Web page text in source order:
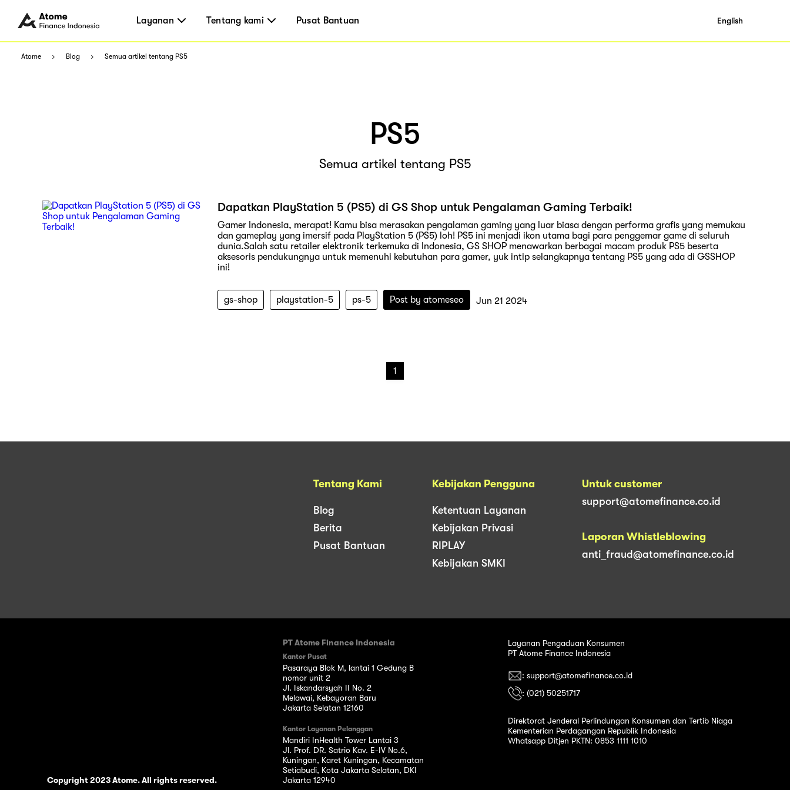
Layanan Tentang kami Pusat Bantuan English
Atome Blog Semua artikel tentang PS5
PS5
Semua artikel tentang PS5
Dapatkan PlayStation 5 (PS5) di GS Shop untuk Pengalaman Gaming Terbaik!
Gamer Indonesia, merapat! Kamu bisa merasakan pengalaman gaming yang luar biasa dengan performa grafis yang memukau
dan gameplay yang imersif pada PlayStation 5 (PS5) loh! PS5 ini menjadi ikon utama bagi para penggemar game di seluruh
dunia.Salah satu retailer elektronik terkemuka di Indonesia, GS SHOP menawarkan berbagai macam produk PS5 beserta
aksesoris pendukungnya untuk memenuhi kebutuhan para gamer, yuk intip selangkapnya tentang PS5 yang ada di GSSHOP
ini!
gs-shop playstation-5 ps-5 Post by atomeseo Jun 21 2024
1
Tentang Kami
Blog
Berita
Pusat Bantuan
Kebijakan Pengguna
Ketentuan Layanan
Kebijakan Privasi
RIPLAY
Kebijakan SMKI
Untuk customer
support@atomefinance.co.id
Laporan Whistleblowing
anti_fraud@atomefinance.co.id
Copyright 2023 Atome. All rights reserved.
PT Atome Finance Indonesia
Kantor Pusat
Pasaraya Blok M, lantai 1 Gedung B
nomor unit 2
Jl. Iskandarsyah II No. 2
Melawai, Kebayoran Baru
Jakarta Selatan 12160
Kantor Layanan Pelanggan
Mandiri InHealth Tower Lantai 3
Jl. Prof. DR. Satrio Kav. E-IV No.6,
Kuningan, Karet Kuningan, Kecamatan
Setiabudi, Kota Jakarta Selatan, DKI
Jakarta 12940
Layanan Pengaduan Konsumen
PT Atome Finance Indonesia
: support@atomefinance.co.id
: (021) 50251717
Direktorat Jenderal Perlindungan Konsumen dan Tertib Niaga
Kementerian Perdagangan Republik Indonesia
Whatsapp Ditjen PKTN: 0853 1111 1010